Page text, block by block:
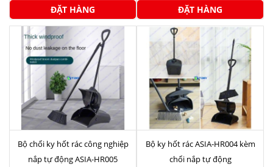
ĐẶT HÀNG ĐẶT HÀNG
Bộ chổi ky hốt rác công nghiệp
nắp tự động ASIA-HR005
Bộ ky hốt rác ASIA‑HR004 kèm
chổi nắp tự động